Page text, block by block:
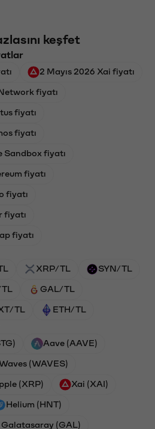
keşfet
2 Mayıs 2026 Xai fiyatı
fiyatı
fiyatı
fiyatı
Sandbox fiyatı
fiyatı
fiyatı
fiyatı
fiyatı
XRP/TL SYN/TL
GAL/TL
TL ETH/TL
Aave (AAVE)
(WAVES)
(XRP) Xai (XAI)
Helium (HNT)
Galatasaray (GAL)